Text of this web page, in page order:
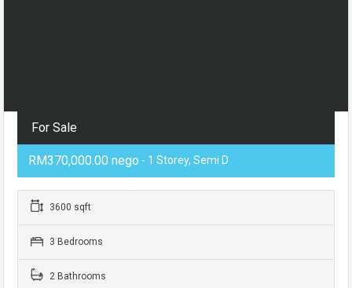
For Sale
RM370,000.00 nego - 1 Storey, Semi D
3600 sqft
3 Bedrooms
2 Bathrooms